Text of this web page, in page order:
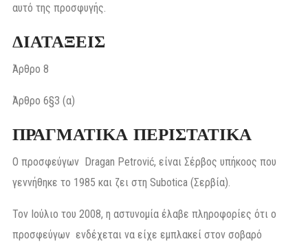
αυτό της προσφυγής.
ΔΙΑΤΑΞΕΙΣ
Άρθρο 8
Άρθρο 6§3 (α)
ΠΡΑΓΜΑΤΙΚΑ ΠΕΡΙΣΤΑΤΙΚΑ
Ο προσφεύγων Dragan Petrović, είναι Σέρβος υπήκοος που
γεννήθηκε το 1985 και ζει στη Subotica (Σερβία).
Τον Ιούλιο του 2008, η αστυνομία έλαβε πληροφορίες ότι ο
προσφεύγων ενδέχεται να είχε εμπλακεί στον σοβαρό